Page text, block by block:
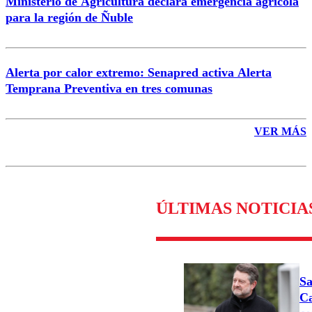
para la región de Ñuble
Alerta por calor extremo: Senapred activa Alerta
Temprana Preventiva en tres comunas
VER MÁS
ÚLTIMAS